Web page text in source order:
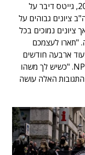
בשנת 2020, גייטס דיבר על
ציונים גבוהים על
נמוכים בכל
"תארו לעצמכם
ארבעה חודשים
והחיסון תוך פחות משנה", אמר גייטס ל-NPR. "כשיש לך משהו
האלה עושה